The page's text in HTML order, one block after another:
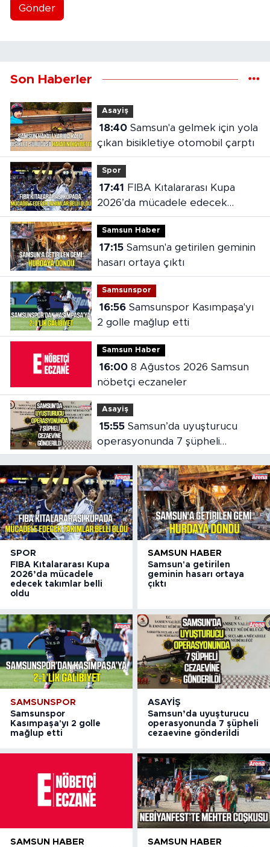
Gönder
Son Haberler
Asayiş
18:40Samsun'a gelmek için yola
çıkan bisikletiye otomobil çarptı
Spor
17:41
2026’da mücadele edecek
takımlar belli oldu
Samsun Haber
17:15Samsun'a getirilen geminin
hasarı ortaya çıktı
Samsunspor
16:56Samsunspor Kasımpaşa'yı
2 golle mağlup etti
Samsun Haber
16:008 Ağustos 2026 Samsun
nöbetçi eczaneler
Asayiş
15:55Samsun’da uyuşturucu
operasyonunda 7 şüpheli
cezaevine gönderildi
SPOR
FIBA Kıtalararası Kupa
2026’da mücadele
edecek takımlar belli
oldu
SAMSUN HABER
Samsun'a getirilen
geminin hasarı ortaya
çıktı
SAMSUNSPOR
Samsunspor
Kasımpaşa'yı 2 golle
mağlup etti
ASAYIŞ
Samsun’da uyuşturucu
operasyonunda 7 şüpheli
cezaevine gönderildi
SAMSUN HABER SAMSUN HABER